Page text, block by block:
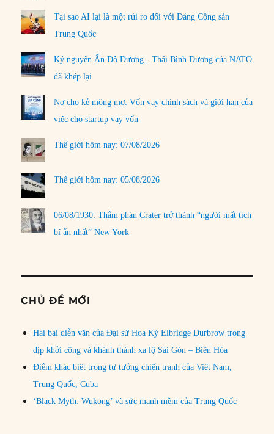
Tại sao AI lại là một rủi ro đối với Đảng Cộng sản
Trung Quốc
Kỷ nguyên Ấn Độ Dương - Thái Bình Dương của NATO
đã khép lại
Nợ cho kẻ mộng mơ: Vốn vay chính sách và giới hạn của
việc cho startup vay vốn
Thế giới hôm nay: 07/08/2026
Thế giới hôm nay: 05/08/2026
06/08/1930: Thẩm phán Crater trở thành “người mất tích
bí ẩn nhất” New York
CHỦ ĐỀ MỚI
Hai bài diễn văn của Đại sứ Hoa Kỳ Elbridge Durbrow trong
dịp khởi công và khánh thành xa lộ Sài Gòn – Biên Hòa
Điểm khác biệt trong tư tưởng chiến tranh của Việt Nam,
Trung Quốc, Cuba
‘Black Myth: Wukong’ và sức mạnh mềm của Trung Quốc